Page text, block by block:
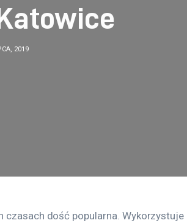
2019
dość popularna. Wykorzystuje